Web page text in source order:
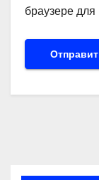
браузере